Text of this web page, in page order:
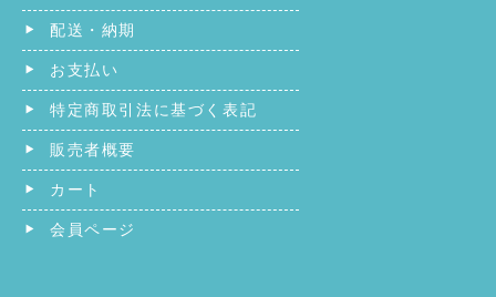
配送・納期
お支払い
特定商取引法に基づく表記
販売者概要
カート
会員ページ